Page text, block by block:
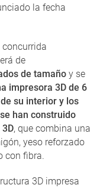
la fecha
concurrida
de
de tamaño y se
impresora 3D de 6
su interior y los
han construido
, que combina una
yeso reforzado
con fibra.
3D impresa